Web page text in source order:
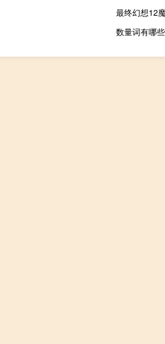
最终幻想12
数量词有哪些